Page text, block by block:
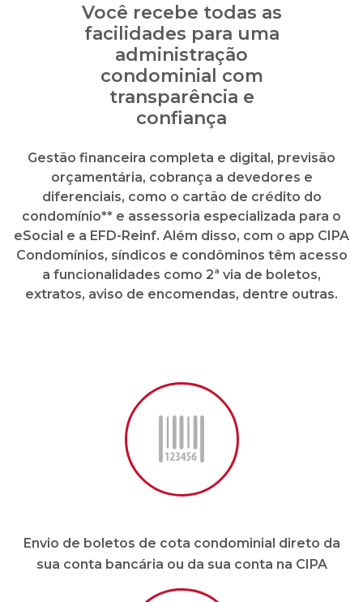
Gestão financeira completa e digital, previsão
orçamentária, cobrança a devedores e
diferenciais, como o cartão de crédito do
condomínio** e assessoria especializada para o
eSocial e a EFD-Reinf. Além disso, com o app CIPA
Condomínios, síndicos e condôminos têm acesso
a funcionalidades como 2ª via de boletos,
extratos, aviso de encomendas, dentre outras.
Envio de boletos de cota condominial direto da
sua conta bancária ou da sua conta na CIPA